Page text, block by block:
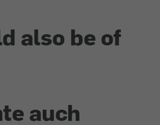
also be of
auch